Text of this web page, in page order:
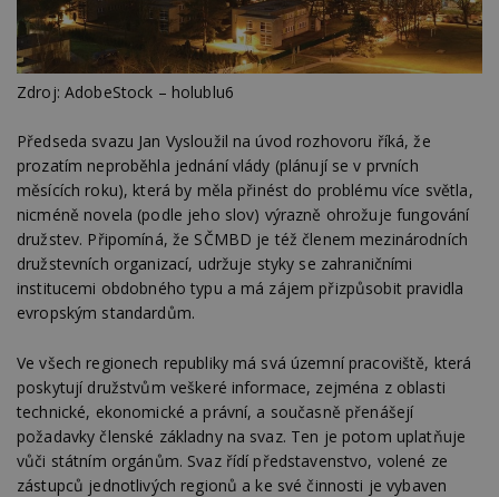
Zdroj: AdobeStock – holublu6
Předseda svazu Jan Vysloužil na úvod rozhovoru říká, že
prozatím neproběhla jednání vlády (plánují se v prvních
měsících roku), která by měla přinést do problému více světla,
nicméně novela (podle jeho slov) výrazně ohrožuje fungování
družstev. Připomíná, že SČMBD je též členem mezinárodních
družstevních organizací, udržuje styky se zahraničními
institucemi obdobného typu a má zájem přizpůsobit pravidla
evropským standardům.
Ve všech regionech republiky má svá územní pracoviště, která
poskytují družstvům veškeré informace, zejména z oblasti
technické, ekonomické a právní, a současně přenášejí
požadavky členské základny na svaz. Ten je potom uplatňuje
vůči státním orgánům. Svaz řídí představenstvo, volené ze
zástupců jednotlivých regionů a ke své činnosti je vybaven